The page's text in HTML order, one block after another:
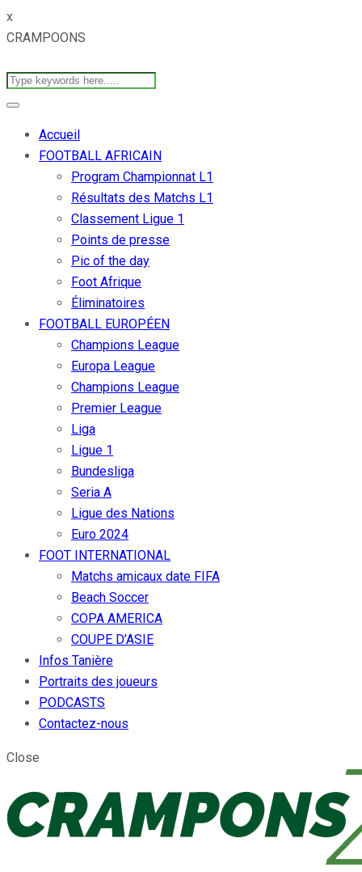
x
CRAMPOONS
Accueil
FOOTBALL AFRICAIN
Program Championnat L1
Résultats des Matchs L1
Classement Ligue 1
Points de presse
Pic of the day
Foot Afrique
Éliminatoires
FOOTBALL EUROPÉEN
Champions League
Europa League
Champions League
Premier League
Liga
Ligue 1
Bundesliga
Seria A
Ligue des Nations
Euro 2024
FOOT INTERNATIONAL
Matchs amicaux date FIFA
Beach Soccer
COPA AMERICA
COUPE D’ASIE
Infos Tanière
Portraits des joueurs
PODCASTS
Contactez-nous
Close